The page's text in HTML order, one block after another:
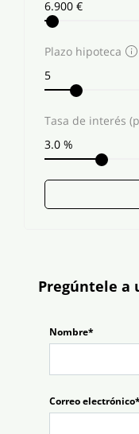
Plazo hipoteca
Tasa de interés
Pregúntele a
Nombre*
Correo electrónico*